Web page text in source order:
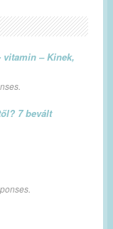
– Kinek,
7 bevált